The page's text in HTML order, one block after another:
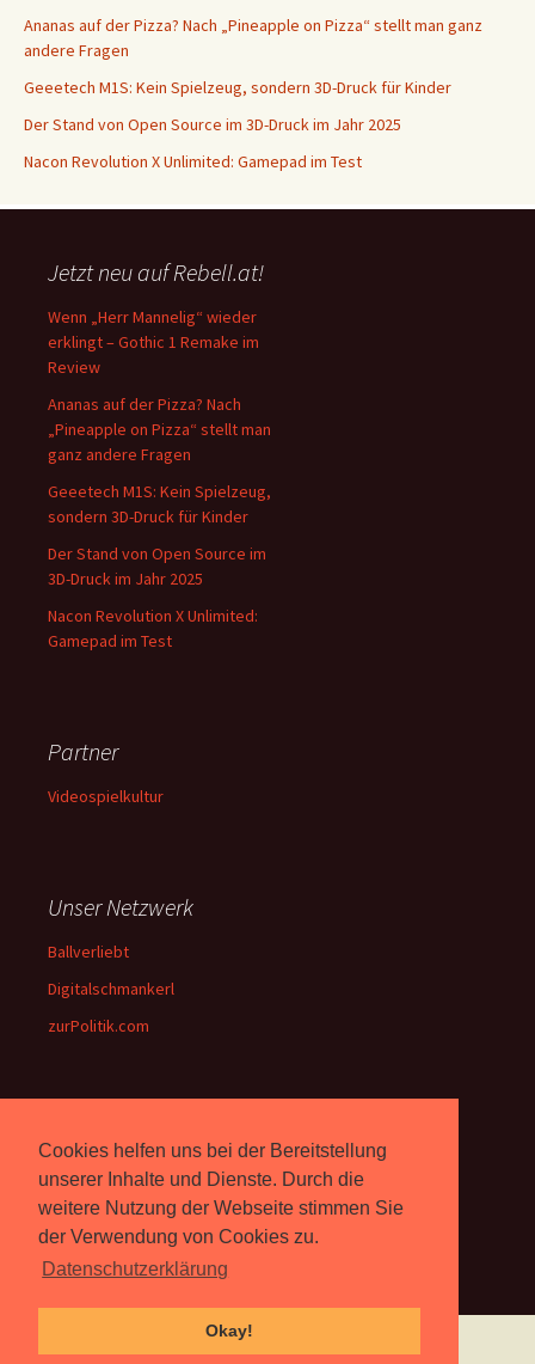
Cookies helfen uns bei der Bereitstellung
unserer Inhalte und Dienste. Durch die
weitere Nutzung der Webseite stimmen Sie
der Verwendung von Cookies zu.
Datenschutzerklärung
Okay!
Ananas auf der Pizza? Nach „Pineapple on Pizza“ stellt man ganz
andere Fragen
Geeetech M1S: Kein Spielzeug, sondern 3D-Druck für Kinder
Der Stand von Open Source im 3D-Druck im Jahr 2025
Nacon Revolution X Unlimited: Gamepad im Test
Jetzt neu auf Rebell.at!
Wenn „Herr Mannelig“ wieder
erklingt – Gothic 1 Remake im
Review
Ananas auf der Pizza? Nach
„Pineapple on Pizza“ stellt man
ganz andere Fragen
Geeetech M1S: Kein Spielzeug,
sondern 3D-Druck für Kinder
Der Stand von Open Source im
3D-Druck im Jahr 2025
Nacon Revolution X Unlimited:
Gamepad im Test
Partner
Videospielkultur
Unser Netzwerk
Ballverliebt
Digitalschmankerl
zurPolitik.com
Über Uns
Rebell.atberichtet seit 2003
unabhängig über Computer-
und Videospiele. ( Impressum )